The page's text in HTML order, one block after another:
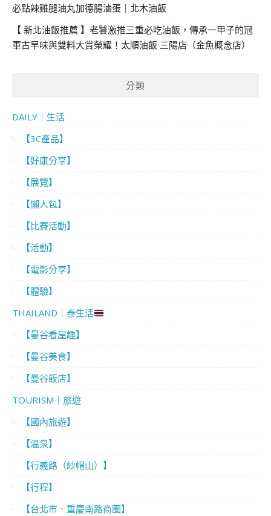
必點辣雞腿油丸加德腸滷蛋｜北木油飯
【 新北油飯推薦 】老饕激推三重必吃油飯，傳承一甲子的冠
軍古早味與雙料大賞榮耀！太順油飯 三陽店（金魚概念店）
分類
DAILY｜生活
【3C產品】
【好康分享】
【展覽】
【懶人包】
【比賽活動】
【活動】
【電影分享】
【體驗】
THAILAND｜泰生活
【曼谷看屋趣】
【曼谷美食】
【曼谷飯店】
TOURISM｜旅遊
【國內旅遊】
【溫泉】
【行義路（紗帽山）】
【行程】
【台北市．重慶南路商圈】